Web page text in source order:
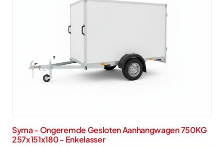
Syma - Ongeremde Gesloten Aanhangwagen 750KG
257x151x180 - Enkelasser